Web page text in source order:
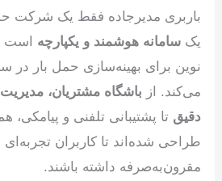
باربری مدیرجاده فقط یک شرکت
یکسامانه هوشمند و یکپارچه است
نوین برای بهینه‌سازی حمل بار در
می‌کند. از باشگاه مشتریان،
دقیق تا پشتیبانی تلفنی و پیامکی،
طراحی شده‌اند تا کاربران
مقرون‌به‌صرفه داشته باشند.